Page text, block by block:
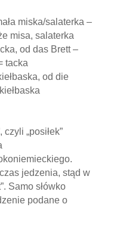
miska/salaterka –
misa, salaterka
od das Brett –
tacka
od die
czyli „posiłek”
jedzenia, stąd w
Samo słówko
podane o